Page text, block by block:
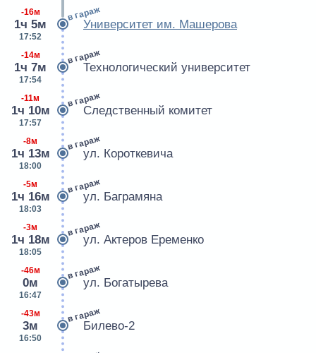
-16м
1ч 5м
17:52
в гараж
Университет им. Машерова
-14м
1ч 7м
17:54
в гараж
Технологический университет
-11м
1ч 10м
17:57
в гараж
Следственный комитет
-8м
1ч 13м
18:00
в гараж
ул. Короткевича
-5м
1ч 16м
18:03
в гараж
ул. Баграмяна
-3м
1ч 18м
18:05
в гараж
ул. Актеров Еременко
-46м
0м
16:47
в гараж
ул. Богатырева
-43м
3м
16:50
в гараж
Билево-2